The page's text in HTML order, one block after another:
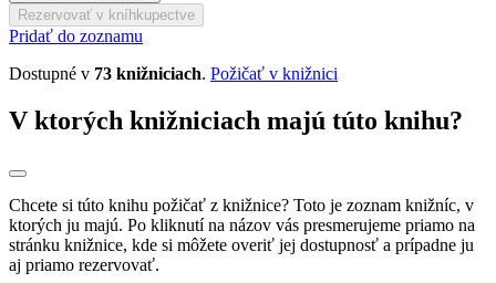
Rezervovať v kníhkupectve
Pridať do zoznamu
Dostupné v 73 knižniciach. Požičať v knižnici
V ktorých knižniciach majú túto knihu?
Chcete si túto knihu požičať z knižnice? Toto je zoznam knižníc, v
ktorých ju majú. Po kliknutí na názov vás presmerujeme priamo na
stránku knižnice, kde si môžete overiť jej dostupnosť a prípadne ju
aj priamo rezervovať.